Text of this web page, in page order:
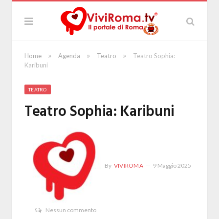
Home » Agenda » Teatro »
Teatro Sophia:
Karibuni
TEATRO
Teatro Sophia: Karibuni
By VIVIROMA 9 Maggio 2025
Nessun commento